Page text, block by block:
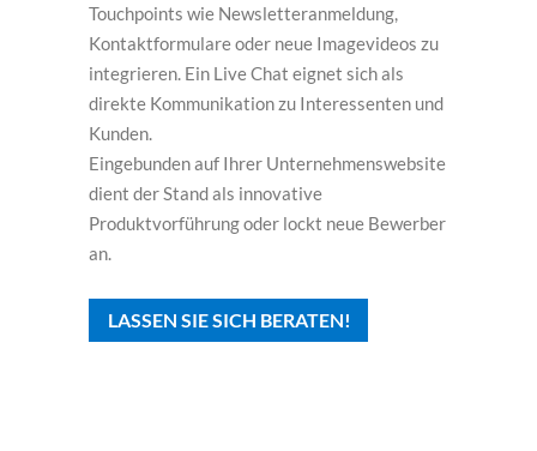
Touchpoints wie Newsletteranmeldung,
Kontaktformulare oder neue Imagevideos zu
integrieren. Ein Live Chat eignet sich als
direkte Kommunikation zu Interessenten und
Kunden.
Eingebunden auf Ihrer Unternehmenswebsite
dient der Stand als innovative
Produktvorführung oder lockt neue Bewerber
an.
LASSEN SIE SICH BERATEN!